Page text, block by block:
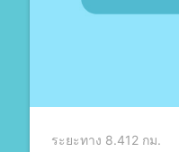
ระยะทาง 8.412 กม.